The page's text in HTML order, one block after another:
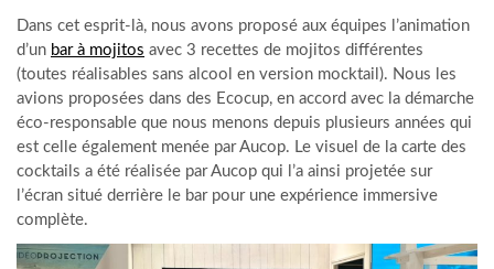
Dans cet esprit-là, nous avons proposé aux équipes l’animation
d’un bar à mojitos avec 3 recettes de mojitos différentes
(toutes réalisables sans alcool en version mocktail). Nous les
avions proposées dans des Ecocup, en accord avec la démarche
éco-responsable que nous menons depuis plusieurs années qui
est celle également menée par Aucop. Le visuel de la carte des
cocktails a été réalisée par Aucop qui l’a ainsi projetée sur
l’écran situé derrière le bar pour une expérience immersive
complète.